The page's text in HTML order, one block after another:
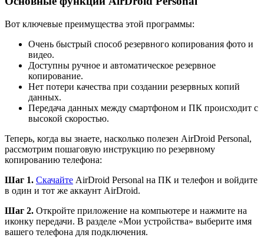
Вот ключевые преимущества этой программы:
Очень быстрый способ резервного копирования фото и
видео.
Доступны ручное и автоматическое резервное
копирование.
Нет потери качества при создании резервных копий
данных.
Передача данных между смартфоном и ПК происходит с
высокой скоростью.
Теперь, когда вы знаете, насколько полезен AirDroid Personal,
рассмотрим пошаговую инструкцию по резервному
копированию телефона:
Шаг 1. Скачайте AirDroid Personal на ПК и телефон и войдите
в один и тот же аккаунт AirDroid.
Шаг 2. Откройте приложение на компьютере и нажмите на
иконку передачи. В разделе «Мои устройства» выберите имя
вашего телефона для подключения.